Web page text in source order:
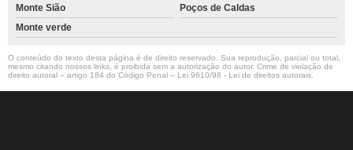
Monte Sião
Poços de Caldas
Monte verde
O conteúdo do texto desta página é de direito reservado. Sua reprodução, parcial ou total,
mesmo citando nossos links, é proibida sem a autorização do autor. Crime de violação de
direito autoral – artigo 184 do Código Penal – Lei 9610/98 - Lei de direitos autorais